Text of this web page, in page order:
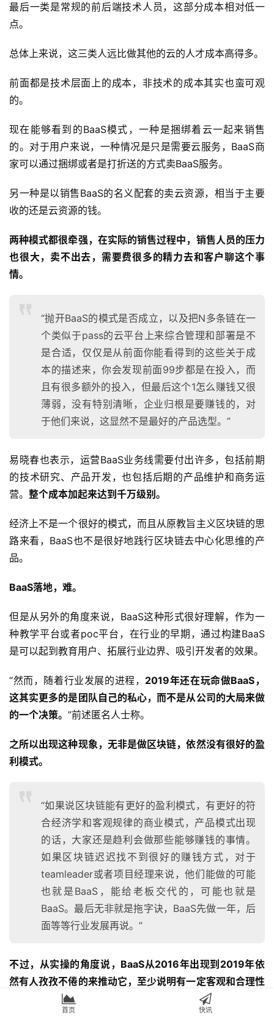
最后一类是常规的前后端技术人员，这部分成本相对低一
点。
总体上来说，这三类人远比做其他的云的人才成本高得多。
前面都是技术层面上的成本，非技术的成本其实也蛮可观
的。
现在能够看到的BaaS模式，一种是捆绑着云一起来销售
的。对于用户来说，一种情况是只是需要云服务，BaaS商
家可以通过捆绑或者是打折送的方式卖BaaS服务。
另一种是以销售BaaS的名义配套的卖云资源，相当于主要
收的还是云资源的钱。
两种模式都很牵强，在实际的销售过程中，销售人员的压力
也很大，卖不出去，需要费很多的精力去和客户聊这个事
情。
“抛开BaaS的模式是否成立，以及把N多条链在一
个类似于pass的云平台上来综合管理和部署是不
是合适，仅仅是从前面你能看得到的这些关于成
本的描述来，你会发现前面99步都是在投入，而
且有很多额外的投入，但最后这个1怎么赚钱又很
薄弱，没有特别清晰，企业归根是要赚钱的，对
于他们来说，这显然不是最好的产品选型。”
易晓春也表示，运营BaaS业务线需要付出许多，包括前期
的技术研究、产品开发，也包括后期的产品维护和商务运
营。 整个成本加起来达到千万级别。
经济上不是一个很好的模式，而且从原教旨主义区块链的思
路来看，BaaS也不是很好地践行区块链去中心化思维的产
品。
BaaS落地，难。
但是从另外的角度来说，BaaS这种形式很好理解，作为一
种教学平台或者poc平台，在行业的早期，通过构建BaaS
是可以起到教育用户、拓展行业边界、吸引开发者的效果。
“然而，随着行业发展的进程， 2019年还在玩命做BaaS，
这其实更多的是团队自己的私心，而不是从公司的大局来做
的一个决策。 ”前述匿名人士称。
之所以出现这种现象，无非是做区块链，依然没有很好的盈
利模式。
“如果说区块链能有更好的盈利模式，有更好的符
合经济学和客观规律的商业模式，产品模式出现
的话，大家还是趋利会做那些能够赚钱的事情。
如果区块链迟迟找不到很好的赚钱方式，对于
teamleader或者项目经理来说，他们能做的可能
也就是BaaS，能给老板交代的，可能也就是
BaaS。最后无非就是拖字诀，BaaS先做一年，后
面等等行业发展再说。”
不过，从实操的角度说，BaaS从2016年出现到2019年依
然有人孜孜不倦的来推动它，至少说明有一定客观和合理性
首页 快讯